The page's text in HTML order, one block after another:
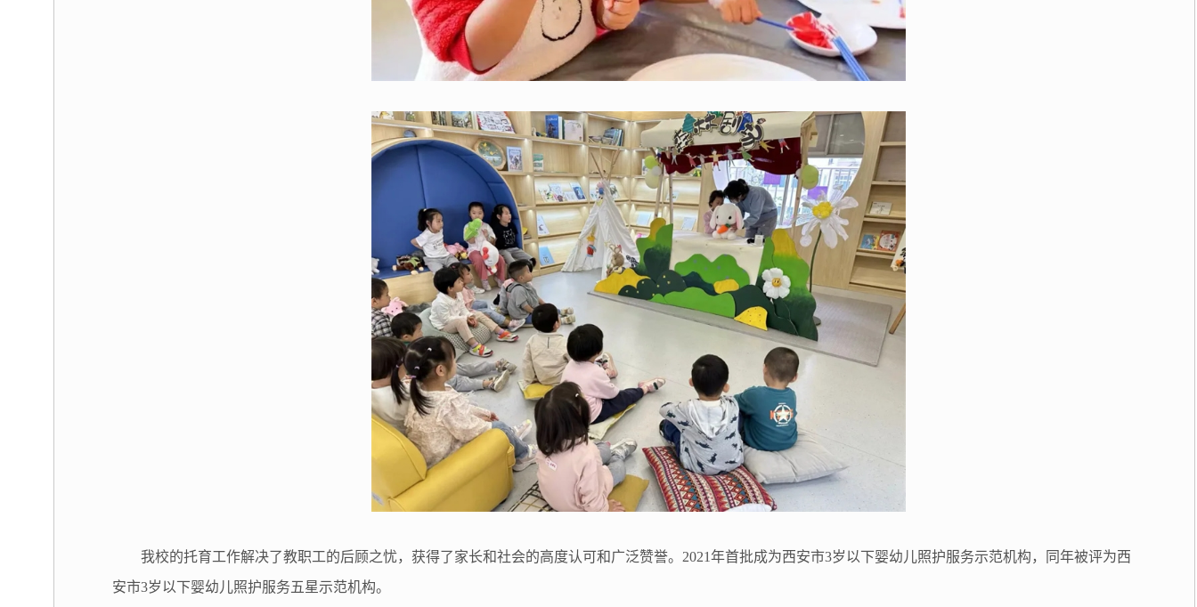
我校的托育工作解决了教职工的后顾之忧，获得了家长和社会的高度认可和广泛赞誉。2021年首批成为西安市3岁以下婴幼儿照护服务示范机构，同年被评为西
安市3岁以下婴幼儿照护服务五星示范机构。